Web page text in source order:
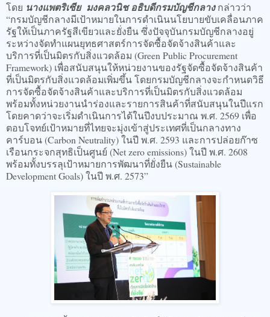
โดย นางแพตริเซีย มงคลวนิช อธิบดีกรมบัญชีกลางกล่าวว่า
“กรมบัญชีกลางมีเป้าหมายในการดำเนินนโยบายขับเคลื่อนภาค
รัฐให้เป็นภาครัฐสีเขียวและยั่งยืน ซึ่งปัจจุบันกรมบัญชีกลางอยู่
ระหว่างจัดทำแผนยุทธศาสตร์การจัดซื้อจัดจ้างสินค้าและ
บริการที่เป็นมิตรกับสิ่งแวดล้อม (Green Public Procurement
Framework) เพื่อสนับสนุนให้หน่วยงานของรัฐจัดซื้อจัดจ้างสินค้า
ที่เป็นมิตรกับสิ่งแวดล้อมเพิ่มขึ้น โดยกรมบัญชีกลางจะกำหนดวิธี
การจัดซื้อจัดจ้างสินค้าและบริการที่เป็นมิตรกับสิ่งแวดล้อม
พร้อมทั้งหน่วยงานนำร่องและรายการสินค้าที่สนับสนุนในปีแรก
โดยคาดว่าจะเริ่มดำเนินการได้ในปีงบประมาณ พ.ศ. 2569 เพื่อ
ตอบโจทย์เป้าหมายที่ไทยจะมุ่งเข้าสู่ประเทศที่เป็นกลางทาง
คาร์บอน (Carbon Neutrality) ในปี พ.ศ. 2593 และการปล่อยก๊าซ
เรือนกระจกสุทธิเป็นศูนย์ (Net zero emissions) ในปี พ.ศ. 2608
พร้อมทั้งบรรลุเป้าหมายการพัฒนาที่ยั่งยืน (Sustainable
Development Goals) ในปี พ.ศ. 2573”